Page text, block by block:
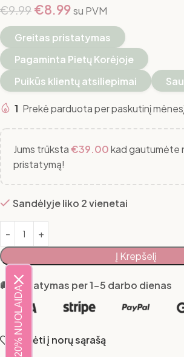
€9.99 €8.99su PVM
Greitas pristatymas
Pagaminta Pietų Korėjoje
Puikūs klientų atsiliepimai
1 Prekė parduota per paskutinį
Jums trūksta€39.00kad gautumėte
pristatymą!
Sandėlyje liko 2 vienetai
Į Krepšelį
🚚 Pristatymas per 1-5 darbo dienas
Pridėti į norų sąrašą
20% NUOLAIDA